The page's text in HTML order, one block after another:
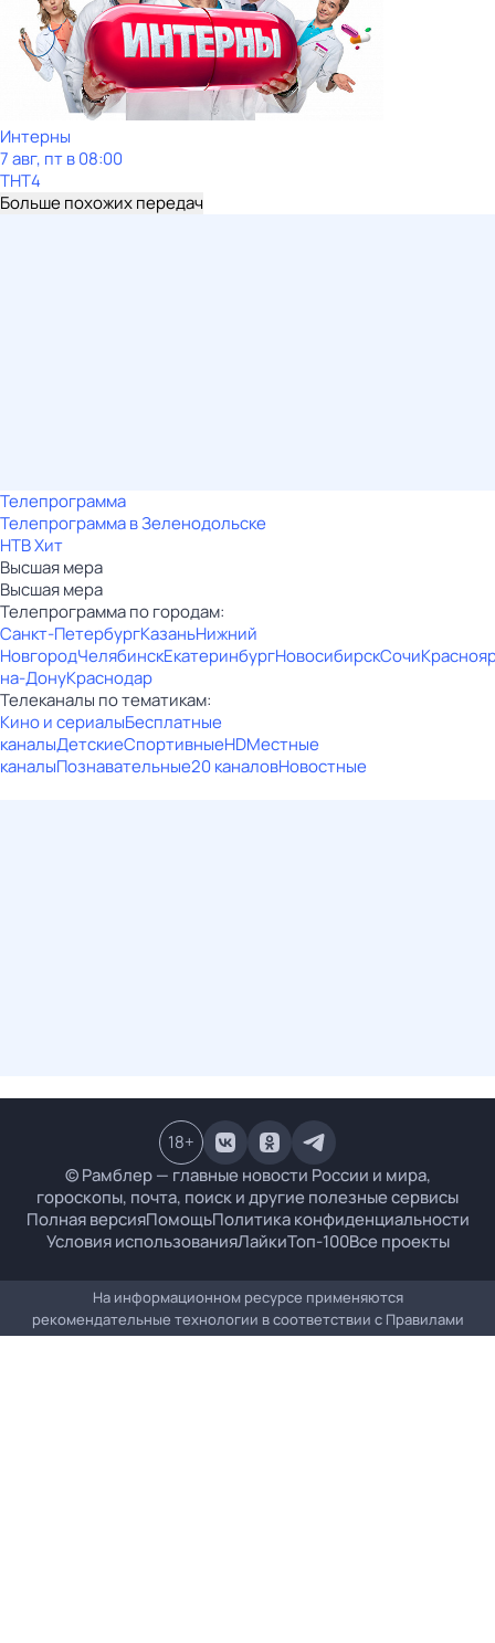
Интерны
7 авг, пт в 08:00
ТНТ4
Больше похожих передач
Телепрограмма
Телепрограмма в Зеленодольске
НТВ Хит
Высшая мера
Высшая мера
Телепрограмма по городам:
Санкт-ПетербургКазаньНижний
НовгородЧелябинскЕкатеринбургНовосибирскСочи
на-ДонуКраснодар
Телеканалы по тематикам:
Кино и сериалыБесплатные
каналыДетскиеСпортивныеHDМестные
каналыПознавательные20 каналовНовостные
© Рамблер — главные новости России и мира,
гороскопы, почта, поиск и другие полезные сервисы
Полная версияПомощьПолитика конфиденциальности
Условия использованияЛайкиТоп-100Все проекты
18+
На информационном ресурсе применяются
рекомендательные технологии в соответствии с Правилами